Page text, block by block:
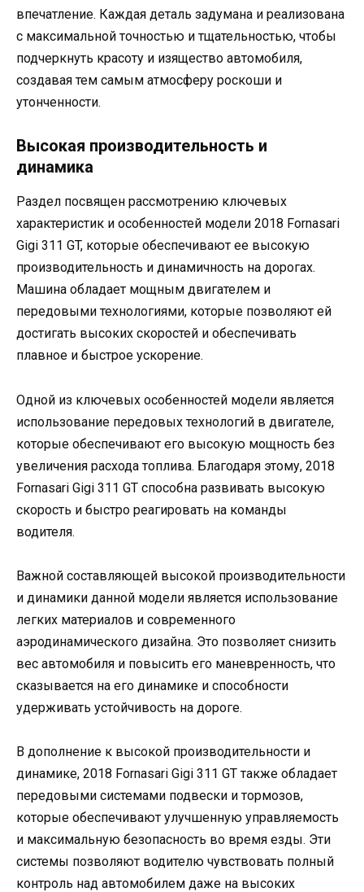
впечатление. Каждая деталь задумана и реализована
с максимальной точностью и тщательностью, чтобы
подчеркнуть красоту и изящество автомобиля,
создавая тем самым атмосферу роскоши и
утонченности.
Высокая производительность и
динамика
Раздел посвящен рассмотрению ключевых
характеристик и особенностей модели 2018 Fornasari
Gigi 311 GT, которые обеспечивают ее высокую
производительность и динамичность на дорогах.
Машина обладает мощным двигателем и
передовыми технологиями, которые позволяют ей
достигать высоких скоростей и обеспечивать
плавное и быстрое ускорение.
Одной из ключевых особенностей модели является
использование передовых технологий в двигателе,
которые обеспечивают его высокую мощность без
увеличения расхода топлива. Благодаря этому, 2018
Fornasari Gigi 311 GT способна развивать высокую
скорость и быстро реагировать на команды
водителя.
Важной составляющей высокой производительности
и динамики данной модели является использование
легких материалов и современного
аэродинамического дизайна. Это позволяет снизить
вес автомобиля и повысить его маневренность, что
сказывается на его динамике и способности
удерживать устойчивость на дороге.
В дополнение к высокой производительности и
динамике, 2018 Fornasari Gigi 311 GT также обладает
передовыми системами подвески и тормозов,
которые обеспечивают улучшенную управляемость
и максимальную безопасность во время езды. Эти
системы позволяют водителю чувствовать полный
контроль над автомобилем даже на высоких